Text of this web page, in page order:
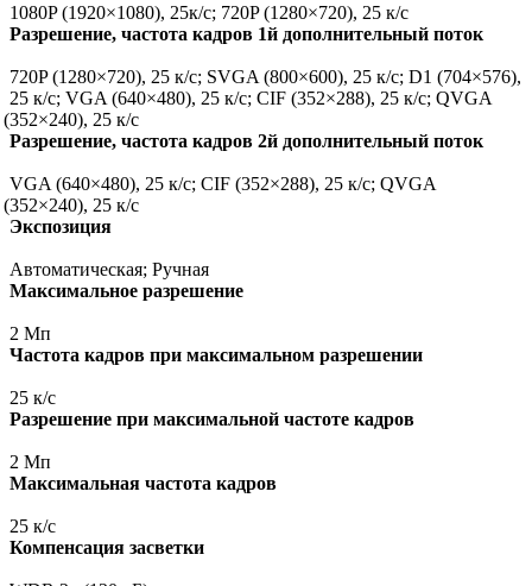
1080P (1920×1080), 25к/с; 720P (1280×720), 25 к/с
Разрешение, частота кадров 1й дополнительный поток
720P (1280×720), 25 к/с; SVGA (800×600), 25 к/с; D1 (704×576),
25 к/с; VGA (640×480), 25 к/с; CIF (352×288), 25 к/с; QVGA
(352×240), 25 к/с
Разрешение, частота кадров 2й дополнительный поток
VGA (640×480), 25 к/с; CIF (352×288), 25 к/с; QVGA
(352×240), 25 к/с
Экспозиция
Автоматическая; Ручная
Максимальное разрешение
2 Мп
Частота кадров при максимальном разрешении
25 к/с
Разрешение при максимальной частоте кадров
2 Мп
Максимальная частота кадров
25 к/с
Компенсация засветки